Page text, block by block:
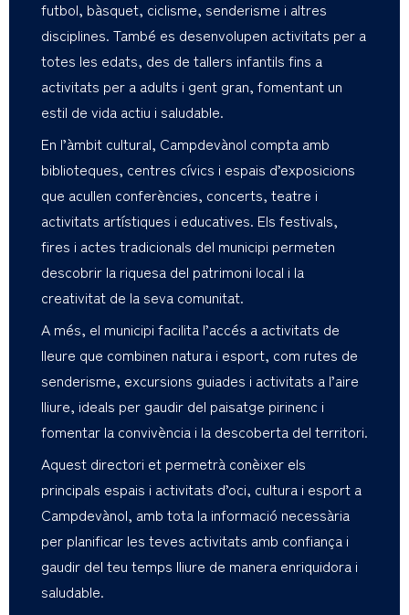
futbol, bàsquet, ciclisme, senderisme i altres
disciplines. També es desenvolupen activitats per a
totes les edats, des de tallers infantils fins a
activitats per a adults i gent gran, fomentant un
estil de vida actiu i saludable.
En l’àmbit cultural, Campdevànol compta amb
biblioteques, centres cívics i espais d’exposicions
que acullen conferències, concerts, teatre i
activitats artístiques i educatives. Els festivals,
fires i actes tradicionals del municipi permeten
descobrir la riquesa del patrimoni local i la
creativitat de la seva comunitat.
A més, el municipi facilita l’accés a activitats de
lleure que combinen natura i esport, com rutes de
senderisme, excursions guiades i activitats a l’aire
lliure, ideals per gaudir del paisatge pirinenc i
fomentar la convivència i la descoberta del territori.
Aquest directori et permetrà conèixer els
principals espais i activitats d’oci, cultura i esport a
Campdevànol, amb tota la informació necessària
per planificar les teves activitats amb confiança i
gaudir del teu temps lliure de manera enriquidora i
saludable.